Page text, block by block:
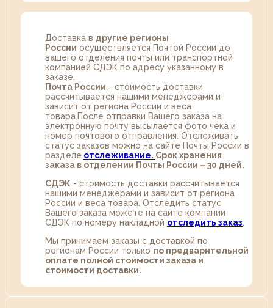
Доставка в другие регионы
России осуществляется Почтой России до
вашего отделения почты или транспортной
компанией СДЭК по адресу указанному в
заказе.
Почта России - стоимость доставки
рассчитывается нашими менеджерами и
зависит от региона России и веса
товара.После отправки Вашего заказа на
электронную почту высылается фото чека и
номер почтового отправления. Отслеживать
статус заказов можно на сайте Почты России в
разделе oтслеживание. Срок хранения
заказа в отделении Почты России – 30 дней.
СДЭК - стоимость доставки рассчитывается
нашими менеджерами и зависит от региона
России и веса товара. Отследить статус
Вашего заказа можете на сайте компании
СДЭК по номеру накладной отследить заказ
Мы принимаем заказы с доставкой по
регионам России только по предварительной
оплате полной стоимости заказа и
стоимости доставки.